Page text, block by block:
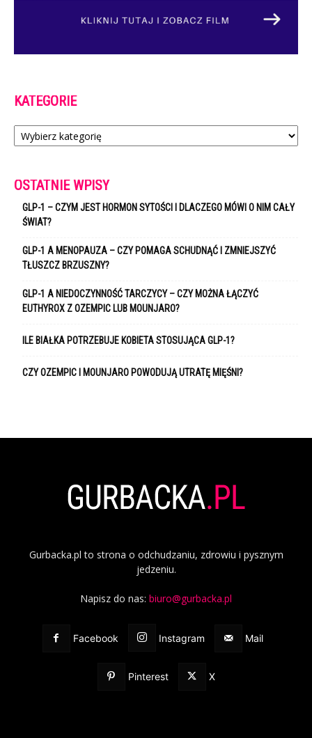
KATEGORIE
Kategorie
OSTATNIE WPISY
GLP-1 – CZYM JEST HORMON SYTOŚCI I DLACZEGO MÓWI O NIM CAŁY
ŚWIAT?
GLP-1 A MENOPAUZA – CZY POMAGA SCHUDNĄĆ I ZMNIEJSZYĆ
TŁUSZCZ BRZUSZNY?
GLP-1 A NIEDOCZYNNOŚĆ TARCZYCY – CZY MOŻNA ŁĄCZYĆ
EUTHYROX Z OZEMPIC LUB MOUNJARO?
ILE BIAŁKA POTRZEBUJE KOBIETA STOSUJĄCA GLP-1?
CZY OZEMPIC I MOUNJARO POWODUJĄ UTRATĘ MIĘŚNI?
Gurbacka.pl to strona o odchudzaniu, zdrowiu i pysznym
jedzeniu.
Napisz do nas: biuro@gurbacka.pl
Facebook Instagram Mail
Pinterest X